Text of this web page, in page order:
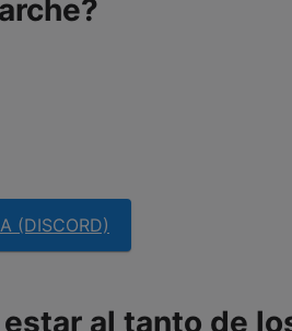
(DISCORD)
al tanto de